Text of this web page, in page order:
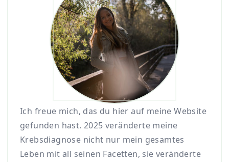
Ich freue mich, das du hier auf meine Website
gefunden hast. 2025 veränderte meine
Krebsdiagnose nicht nur mein gesamtes
Leben mit all seinen Facetten, sie veränderte